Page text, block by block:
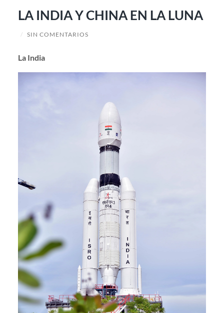
LA INDIA Y CHINA EN LA LUNA
/ SIN COMENTARIOS
La India